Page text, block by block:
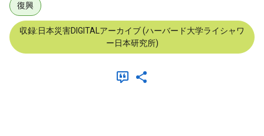
復興
収録:日本災害DIGITALアーカイブ (ハーバード大学ライシャワ
ー日本研究所)